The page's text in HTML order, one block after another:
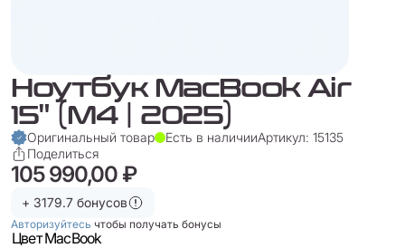
Ноутбук MacBook Air
15" (M4 | 2025)
Оригинальный товар Есть в наличииАртикул: 15135
Поделиться
105 990,00 ₽
+ 3179.7 бонусов
Авторизуйтесь чтобы получать бонусы
Цвет MacBook